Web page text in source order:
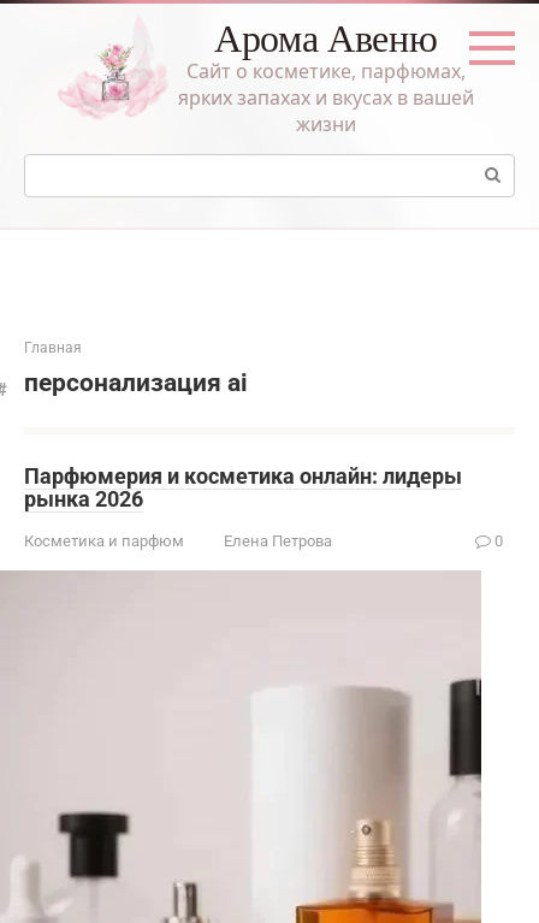
Перейти
Арома Авеню
Сайт о косметике, парфюмах,
ярких запахах и вкусах в вашей
жизни
Поиск:
Главная
персонализация ai
Парфюмерия и косметика онлайн: лидеры
рынка 2026
Косметика и парфюм Елена Петрова 0